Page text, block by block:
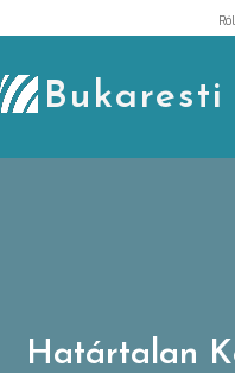
to
content
Bukaresti
Határtalan